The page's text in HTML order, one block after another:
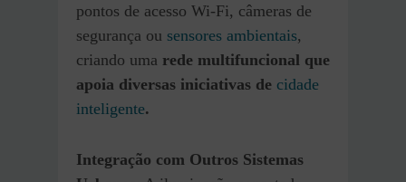
pontos de acesso Wi-Fi, câmeras de
segurança ou sensores ambientais,
criando uma rede multifuncional que
apoia diversas iniciativas de cidade
inteligente.
Integração com Outros Sistemas